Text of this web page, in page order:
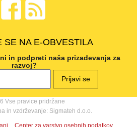
SE NA E-OBVESTILA
in podpreti naša prizadevanja za
razvoj?
Vse pravice pridržane
in vzdrževanje: Sigmateh d.o.o.
Center za varstvo osebnih podatkov